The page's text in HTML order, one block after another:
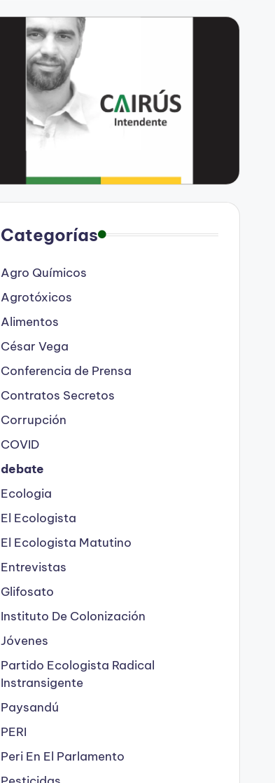
Categorías
Agro Químicos
Agrotóxicos
Alimentos
César Vega
Conferencia de Prensa
Contratos Secretos
Corrupción
COVID
debate
Ecologia
El Ecologista
El Ecologista Matutino
Entrevistas
Glifosato
Instituto De Colonización
Jóvenes
Partido Ecologista Radical
Instransigente
Paysandú
PERI
Peri En El Parlamento